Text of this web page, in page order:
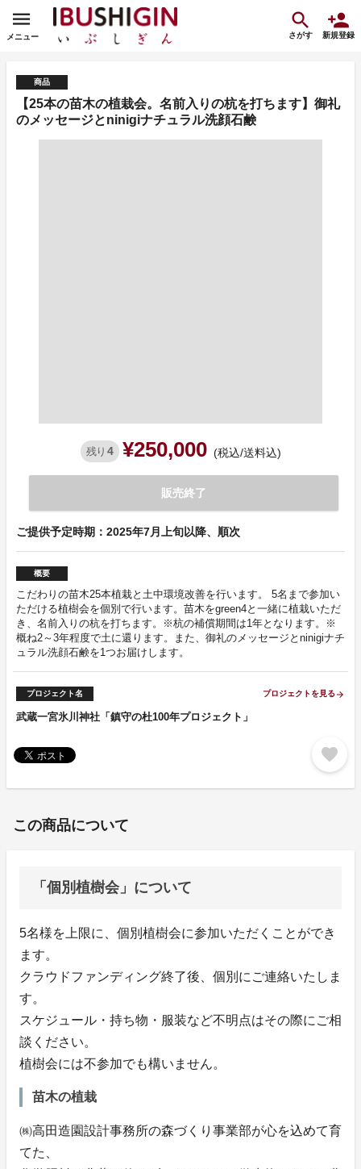
メニュー さがす 新規登録
商品
【25本の苗木の植栽会。名前入りの杭を打ちます】御礼
のメッセージとninigiナチュラル洗顔石鹸
残り 4 ¥250,000 (税込/送料込)
販売終了
ご提供予定時期：2025年7月上旬以降、順次
概要
こだわりの苗木25本植栽と土中環境改善を行います。 5名まで参加い
ただける植樹会を個別で行います。苗木をgreen4と一緒に植栽いただ
き、名前入りの杭を打ちます。※杭の補償期間は1年となります。※
概ね2～3年程度で土に還ります。また、御礼のメッセージとninigiナチ
ュラル洗顔石鹸を1つお届けします。
プロジェクト名 プロジェクトを見る arrow_forward
武蔵一宮氷川神社「鎮守の杜100年プロジェクト」
favorite
この商品について
「個別植樹会」について
5名様を上限に、個別植樹会に参加いただくことができ
ます。
クラウドファンディング終了後、個別にご連絡いたしま
す。
スケジュール・持ち物・服装など不明点はその際にご相
談ください。
植樹会には不参加でも構いません。
苗木の植栽
㈱高田造園設計事務所の森づくり事業部が心を込めて育
てた、